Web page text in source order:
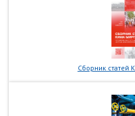
Сборник статей